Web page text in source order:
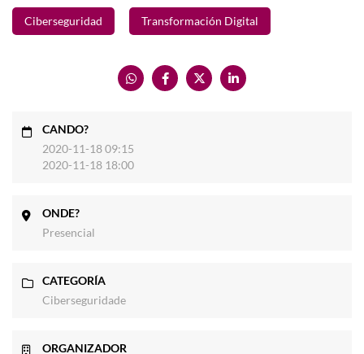
Ciberseguridad Transformación Digital
CANDO?
2020-11-18 09:15
2020-11-18 18:00
ONDE?
Presencial
CATEGORÍA
Ciberseguridade
ORGANIZADOR